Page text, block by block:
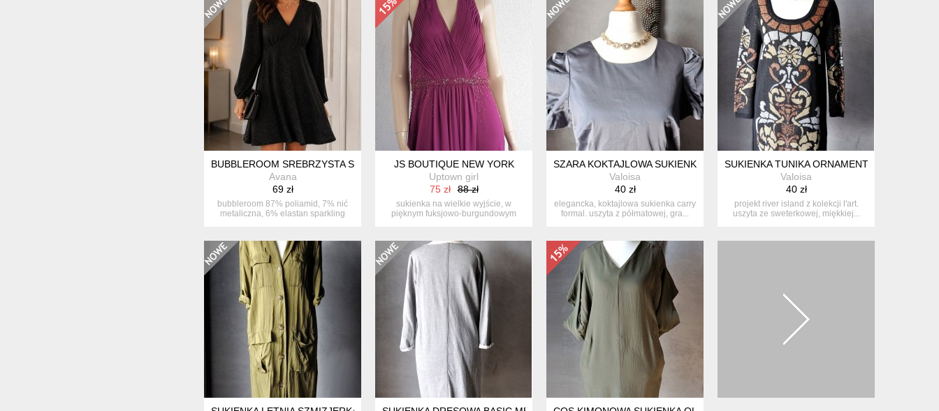
BUBBLEROOM SREBRZYSTA SUKIENKA (F, VK, VW, VM)
Avana
69 zł
bubbleroom 87% poliamid, 7% nić
metaliczna, 6% elastan sparkling
JS BOUTIQUE NEW YORK
Uptown girl
75 zł
88 zł
sukienka na wielkie wyjście, w
pięknym fuksjowo-burgundowym
SZARA KOKTAJLOWA SUKIENKA M BUFY SATYNA GRAFIT
Valoisa
40 zł
elegancka, koktajlowa sukienka carry
formal. uszyta z półmatowej, gra...
SUKIENKA TUNIKA ORNAMENT METALICZNY
Valoisa
40 zł
projekt river island z kolekcji l'art.
uszyta ze sweterkowej, miękkiej...